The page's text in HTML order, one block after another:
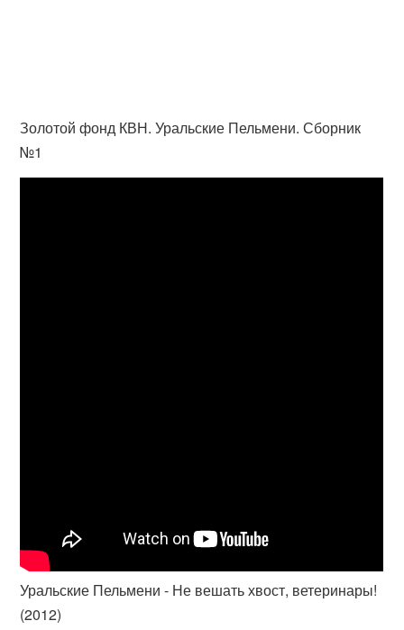
Золотой фонд КВН. Уральские Пельмени. Сборник
№1
Уральские Пельмени - Не вешать хвост, ветеринары!
(2012)